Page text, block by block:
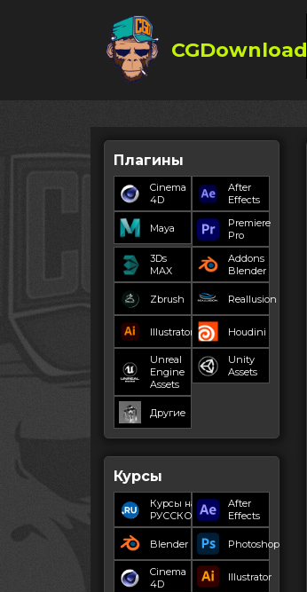
CGDownload
Плагины
Cinema
4D
After
Effects
Maya
Premiere
Pro
3Ds
MAX
Addons
Blender
Zbrush Reallusion
Illustrator Houdini
Unreal
Engine
Assets
Unity
Assets
Другие
Курсы
Курсы на
РУССКОМ
After
Effects
Blender Photoshop
Cinema
4D
Illustrator